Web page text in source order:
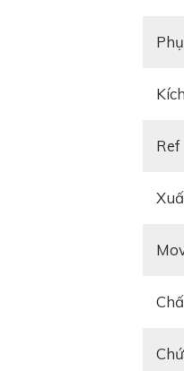
Gây
Ref